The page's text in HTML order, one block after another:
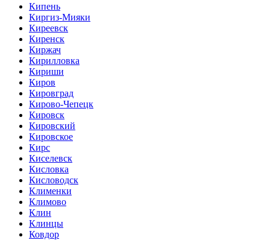
Кипень
Киргиз-Мияки
Киреевск
Киренск
Киржач
Кирилловка
Кириши
Киров
Кировград
Кирово-Чепецк
Кировск
Кировский
Кировское
Кирс
Киселевск
Кисловка
Кисловодск
Клименки
Климово
Клин
Клинцы
Ковдор